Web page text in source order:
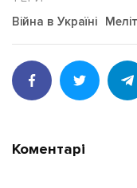
Війна в Україні
Коментарі